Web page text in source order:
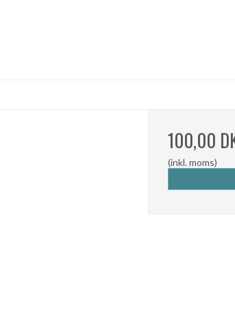
100,00
(inkl. moms)